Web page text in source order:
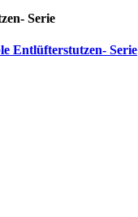
Serie
Entlüfterstutzen- Serie